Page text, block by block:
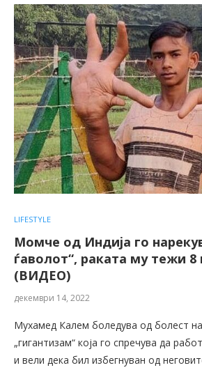
LIFESTYLE
Момче од Индија го
ѓаволот“, раката му тежи
(ВИДЕО)
декември 14, 2022
Мухамед Калем боледува од болест
„гигантизам“ која го спречува да
и вели дека бил избегнуван од